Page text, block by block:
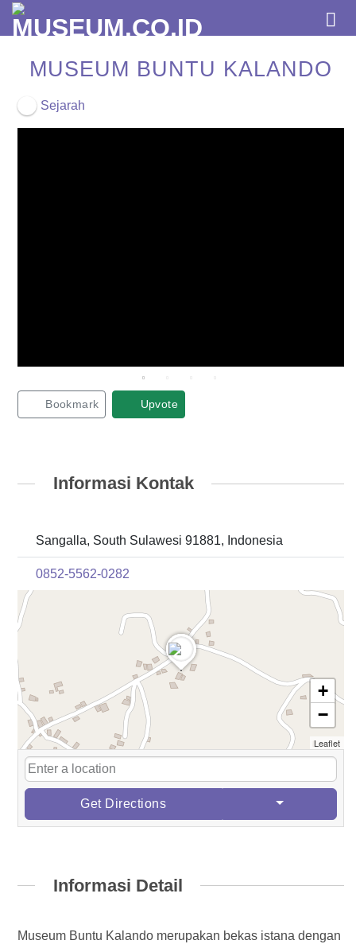
Skip
MUSEUM BUNTU KALANDO
Sejarah
Bookmark Upvote
Informasi Kontak
Sangalla, South Sulawesi 91881, Indonesia
0852-5562-0282
+
−
Leaflet
Get Directions
Informasi Detail
Museum Buntu Kalando merupakan bekas istana dengan